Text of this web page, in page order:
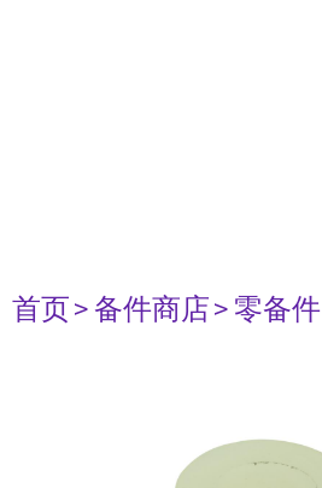
首页> 备件商店> 零备件